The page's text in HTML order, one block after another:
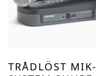
TRÅDLÖST MIK-